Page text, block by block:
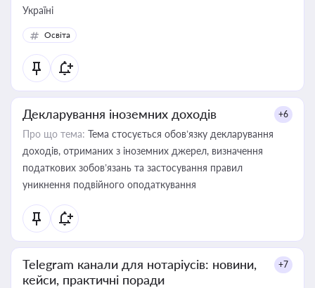
Україні
Освіта
Декларування іноземних доходів +6
Про що тема: Тема стосується обов’язку декларування
доходів, отриманих з іноземних джерел, визначення
податкових зобов’язань та застосування правил
уникнення подвійного оподаткування
Telegram канали для нотаріусів: новини,
кейси, практичні поради
+7